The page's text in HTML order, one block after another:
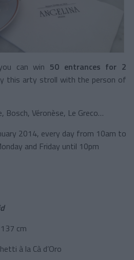
can win 50 entrances for 2
this arty stroll with the person of
Bosch, Véronèse, Le Greco…
2014, every day from 10am to
and Friday until 10pm
cm
à la Cà d’Oro